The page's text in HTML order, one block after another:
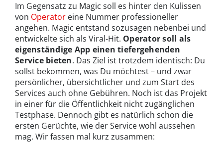
Im Gegensatz zu Magic soll es hinter den Kulissen
von Operator eine Nummer professioneller
angehen. Magic entstand sozusagen nebenbei und
entwickelte sich als Viral-Hit. Operator soll als
eigenständige App einen tiefergehenden
Service bieten. Das Ziel ist trotzdem identisch: Du
sollst bekommen, was Du möchtest – und zwar
persönlicher, übersichtlicher und zum Start des
Services auch ohne Gebühren. Noch ist das Projekt
in einer für die Öffentlichkeit nicht zugänglichen
Testphase. Dennoch gibt es natürlich schon die
ersten Gerüchte, wie der Service wohl aussehen
mag. Wir fassen mal kurz zusammen: